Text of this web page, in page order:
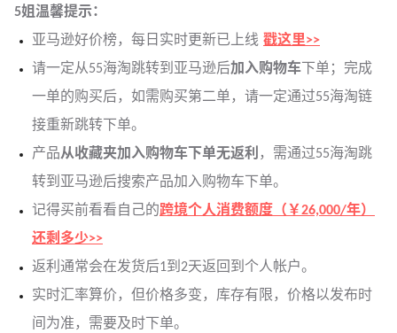
5姐温馨提示：
亚马逊好价榜，每日实时更新已上线 戳这里>>
请一定从55海淘跳转到亚马逊后加入购物车 下单；完成
一单的购买后，如需购买第二单，请一定通过55海淘链
接重新跳转下单。
产品从收藏夹加入购物车下单无返利 ，需通过55海淘跳
转到亚马逊后搜索产品加入购物车下单。
记得买前看看自己的跨境个人消费额度（￥26,000/年）
还剩多少>>
返利通常会在发货后1到2天返回到个人帐户。
实时汇率算价，但价格多变，库存有限，价格以发布时
间为准，需要及时下单。